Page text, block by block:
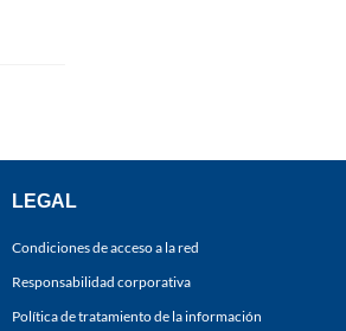
LEGAL
Condiciones de acceso a la red
Responsabilidad corporativa
Política de tratamiento de la información